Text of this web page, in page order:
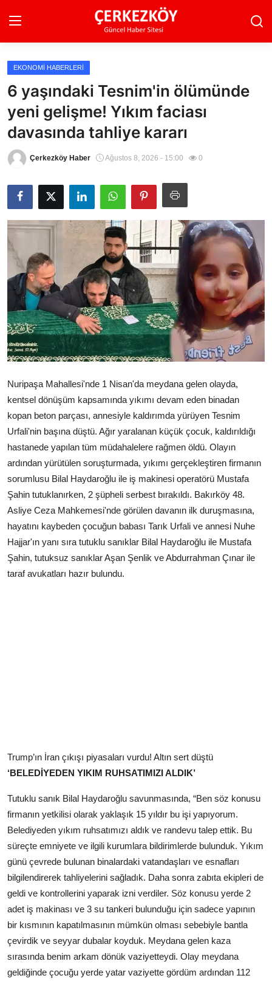
Ana Sayfa
Son Dakika
Ekonomi Haberleri
Magazin Haberleri
Spor Haberleri
Teknoloji Haberleri
Dünya Haberleri
Çerkezköy
EKONOMI HABERLERI
6 yaşındaki Tesnim'in ölümünde
yeni gelişme! Yıkım faciası
davasında tahliye kararı
Çerkezköy Haber Ağustos 8, 2026 - 15:00 0
Nuripaşa Mahallesi'nde 1 Nisan'da meydana gelen olayda,
kentsel dönüşüm kapsamında yıkımı devam eden binadan
kopan beton parçası, annesiyle kaldırımda yürüyen Tesnim
Urfali'nin başına düştü. Ağır yaralanan küçük çocuk, kaldırıldığı
hastanede yapılan tüm müdahalelere rağmen öldü. Olayın
ardından yürütülen soruşturmada, yıkımı gerçekleştiren firmanın
sorumlusu Bilal Haydaroğlu ile iş makinesi operatörü Mustafa
Şahin tutuklanırken, 2 şüpheli serbest bırakıldı. Bakırköy 48.
Asliye Ceza Mahkemesi'nde görülen davanın ilk duruşmasına,
hayatını kaybeden çocuğun babası Tarık Urfali ve annesi Nuhe
Hajjar'ın yanı sıra tutuklu sanıklar Bilal Haydaroğlu ile Mustafa
Şahin, tutuksuz sanıklar Aşan Şenlik ve Abdurrahman Çınar ile
taraf avukatları hazır bulundu.
Trump’ın İran çıkışı piyasaları vurdu! Altın sert düştü
‘BELEDİYEDEN YIKIM RUHSATIMIZI ALDIK’
Tutuklu sanık Bilal Haydaroğlu savunmasında, “Ben söz konusu
firmanın yetkilisi olarak yaklaşık 15 yıldır bu işi yapıyorum.
Belediyeden yıkım ruhsatımızı aldık ve randevu talep ettik. Bu
süreçte emniyete ve ilgili kurumlara bildirimlerde bulunduk. Yıkım
günü çevrede bulunan binalardaki vatandaşları ve esnafları
bilgilendirerek tahliyelerini sağladık. Daha sonra zabıta ekipleri de
geldi ve kontrollerini yaparak izni verdiler. Söz konusu yerde 2
adet iş makinası ve 3 su tankeri bulunduğu için sadece yapının
bir kısmının kapatılmasının mümkün olması sebebiyle bantla
çevirdik ve seyyar dubalar koyduk. Meydana gelen kaza
sırasında benim arkam dönük vaziyetteydi. Olay meydana
geldiğinde çocuğu yerde yatar vaziyette gördüm ardından 112